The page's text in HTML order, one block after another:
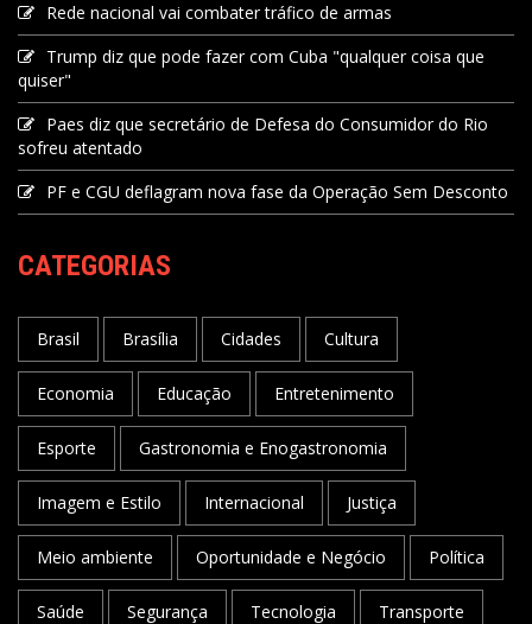
Rede nacional vai combater tráfico de armas
Trump diz que pode fazer com Cuba "qualquer coisa que
quiser"
Paes diz que secretário de Defesa do Consumidor do Rio
sofreu atentado
PF e CGU deflagram nova fase da Operação Sem Desconto
CATEGORIAS
Brasil Brasília Cidades Cultura
Economia Educação Entretenimento
Esporte Gastronomia e Enogastronomia
Imagem e Estilo Internacional Justiça
Meio ambiente Oportunidade e Negócio Política
Saúde Segurança Tecnologia Transporte